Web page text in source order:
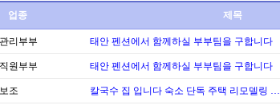
업종 제목
리부부 태안 펜션에서 함께하실 부부팀을 구합니다
원부부 태안 펜션에서 함께하실 부부팀을 구합니다
조 칼국수 집 입니다 숙소 단독 주택 리모델링 …